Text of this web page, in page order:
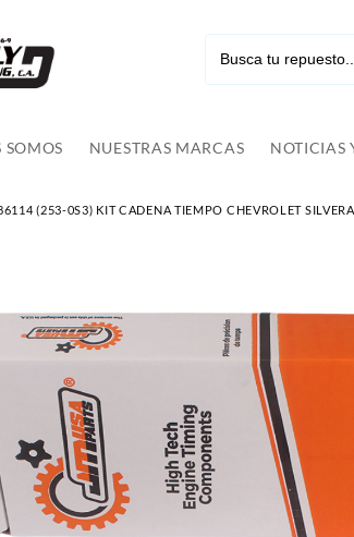
SOMOS NUESTRAS MARCAS NOTICIAS
(253-0S3) KIT CADENA TIEMPO CHEVROLET